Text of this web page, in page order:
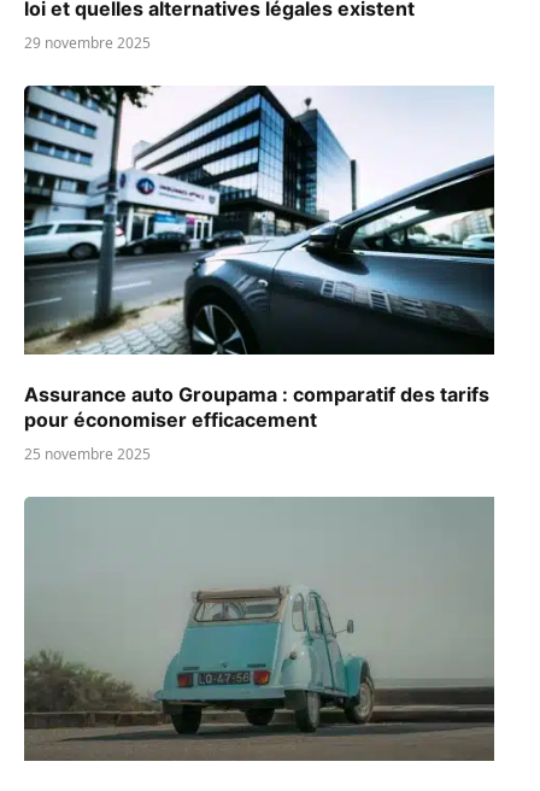
loi et quelles alternatives légales existent
29 novembre 2025
Assurance auto Groupama : comparatif des tarifs
pour économiser efficacement
25 novembre 2025